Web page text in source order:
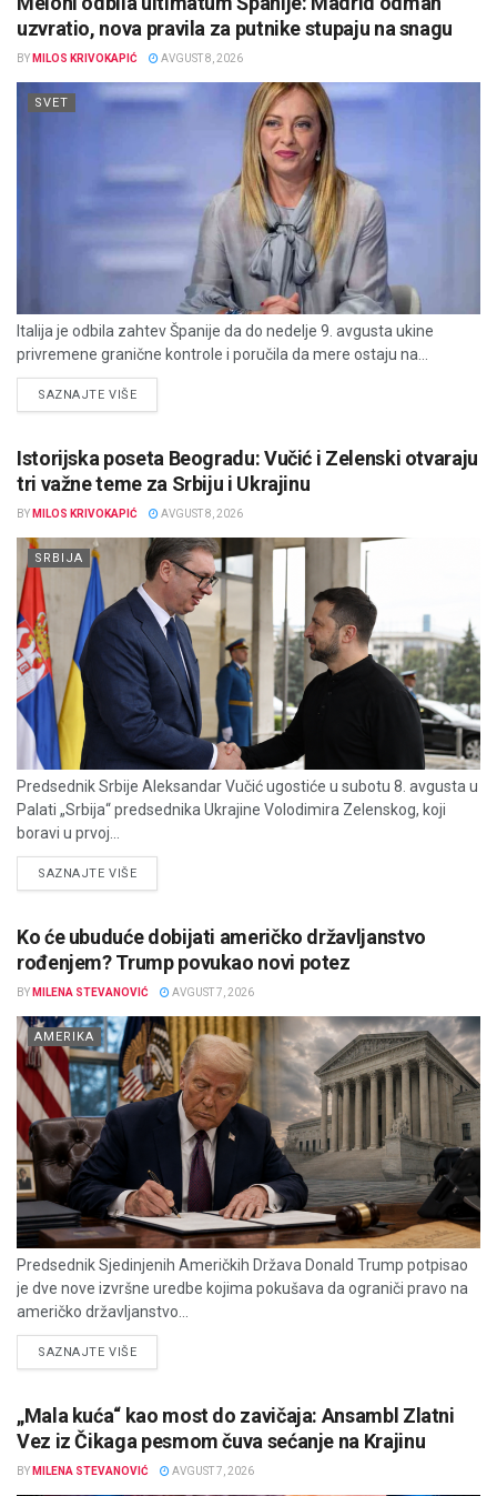
uzvratio, nova pravila za putnike stupaju na snagu
BY MILOS KRIVOKAPIĆ AVGUST 8, 2026
SVET
Italija je odbila zahtev Španije da do nedelje 9. avgusta ukine
privremene granične kontrole i poručila da mere ostaju na...
SAZNAJTE VIŠEDETAILS
Istorijska poseta Beogradu: Vučić i Zelenski otvaraju
tri važne teme za Srbiju i Ukrajinu
BY MILOS KRIVOKAPIĆ AVGUST 8, 2026
SRBIJA
Predsednik Srbije Aleksandar Vučić ugostiće u subotu 8. avgusta u
Palati „Srbija“ predsednika Ukrajine Volodimira Zelenskog, koji
boravi u prvoj...
SAZNAJTE VIŠEDETAILS
Ko će ubuduće dobijati američko državljanstvo
rođenjem? Trump povukao novi potez
BY MILENA STEVANOVIĆ AVGUST 7, 2026
AMERIKA
Predsednik Sjedinjenih Američkih Država Donald Trump potpisao
je dve nove izvršne uredbe kojima pokušava da ograniči pravo na
američko državljanstvo...
SAZNAJTE VIŠEDETAILS
„Mala kuća“ kao most do zavičaja: Ansambl Zlatni
Vez iz Čikaga pesmom čuva sećanje na Krajinu
BY MILENA STEVANOVIĆ AVGUST 7, 2026